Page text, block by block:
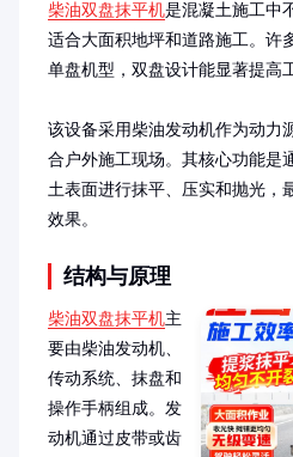
柴油双盘抹平机是混凝土施工中
适合大面积地坪和道路施工。许
单盘机型，双盘设计能显著提高
该设备采用柴油发动机作为动力
合户外施工现场。其核心功能是
土表面进行抹平、压实和抛光，
效果。
结构与原理
柴油双盘抹平机主
要由柴油发动机、
传动系统、抹盘和
操作手柄组成。发
动机通过皮带或齿